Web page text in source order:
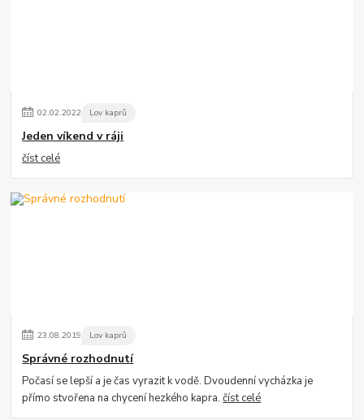
02.02.2022 Lov kaprů
Jeden víkend v ráji
číst celé
23.08.2019 Lov kaprů
Správné rozhodnutí
Počasí se lepší a je čas vyrazit k vodě. Dvoudenní vycházka je
přímo stvořena na chycení hezkého kapra.číst celé